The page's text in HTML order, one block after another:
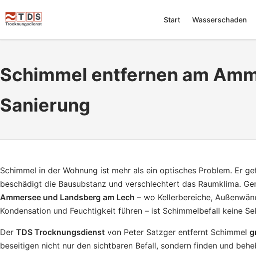
Start Wasserschaden
Schimmel entfernen am
Sanierung
Schimmel in der Wohnung ist mehr als ein optisches Problem. Er
beschädigt die Bausubstanz und verschlechtert das Raumklima.
Ammersee und Landsberg am Lech – wo Kellerbereiche,
Kondensation und Feuchtigkeit führen – ist Schimmelbefall keine
Der TDS Trocknungsdienst von Peter Satzger entfernt Schimmel
beseitigen nicht nur den sichtbaren Befall, sondern finden und